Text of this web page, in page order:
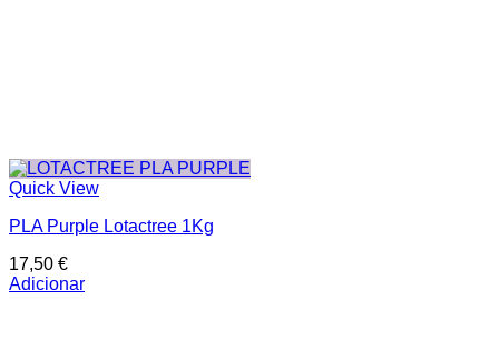
Quick View
PLA Purple Lotactree 1Kg
17,50 €
Adicionar